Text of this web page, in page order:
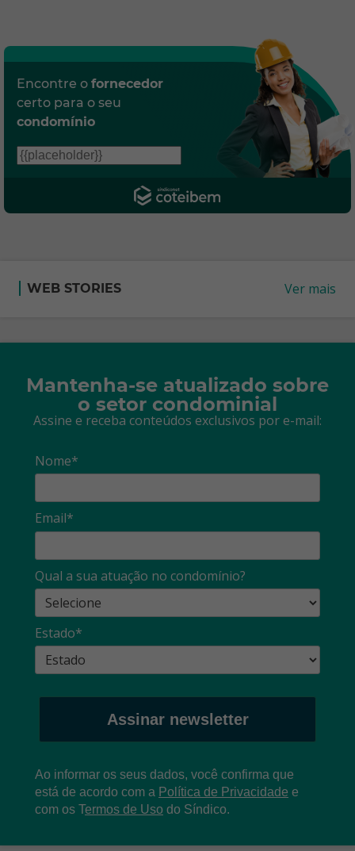
Encontre o fornecedor
certo para o seu
condomínio
WEB STORIES Ver mais
Mantenha-se atualizado sobre
o setor condominial
Assine e receba conteúdos exclusivos por e-mail:
Nome*
Email*
Qual a sua atuação no condomínio?
Estado*
Assinar newsletter
Ao informar os seus dados, você confirma que
está de acordo com a Política de Privacidade e
com os Termos de Uso do Síndico.